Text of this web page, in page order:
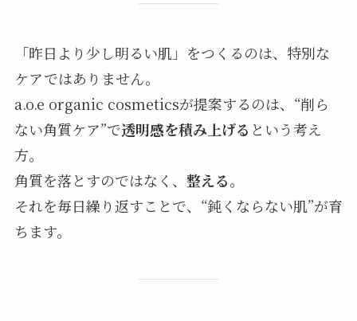
「昨日より少し明るい肌」をつくるのは、特別な
ケアではありません。
a.o.e organic cosmeticsが提案するのは、“削ら
ない角質ケア”で透明感を積み上げる という考え
方。
角質を落とすのではなく、 整える。
それを毎日繰り返すことで、“鈍くならない肌”が育
ちます。